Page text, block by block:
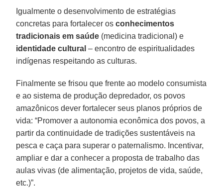
Igualmente o desenvolvimento de estratégias
concretas para fortalecer osconhecimentos
tradicionais em saúde (medicina tradicional) e
identidade cultural – encontro de espiritualidades
indígenas respeitando as culturas.
Finalmente se frisou que frente ao modelo consumista
e ao sistema de produção depredador, os povos
amazônicos dever fortalecer seus planos próprios de
vida: “Promover a autonomia econômica dos povos, a
partir da continuidade de tradições sustentáveis na
pesca e caça para superar o paternalismo. Incentivar,
ampliar e dar a conhecer a proposta de trabalho das
aulas vivas (de alimentação, projetos de vida, saúde,
etc.)”.